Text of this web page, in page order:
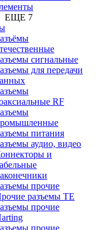
ЕЩЕ 7
сигнальные
для передачи
RF
питания
аудио, видео
и
прочие
разъемы TE
прочие
прочие